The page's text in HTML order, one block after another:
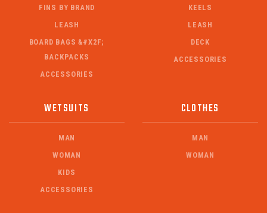
FINS BY BRAND
LEASH
BOARD BAGS &#X2F;
BACKPACKS
ACCESSORIES
KEELS
LEASH
DECK
ACCESSORIES
WETSUITS
MAN
WOMAN
KIDS
ACCESSORIES
CLOTHES
MAN
WOMAN